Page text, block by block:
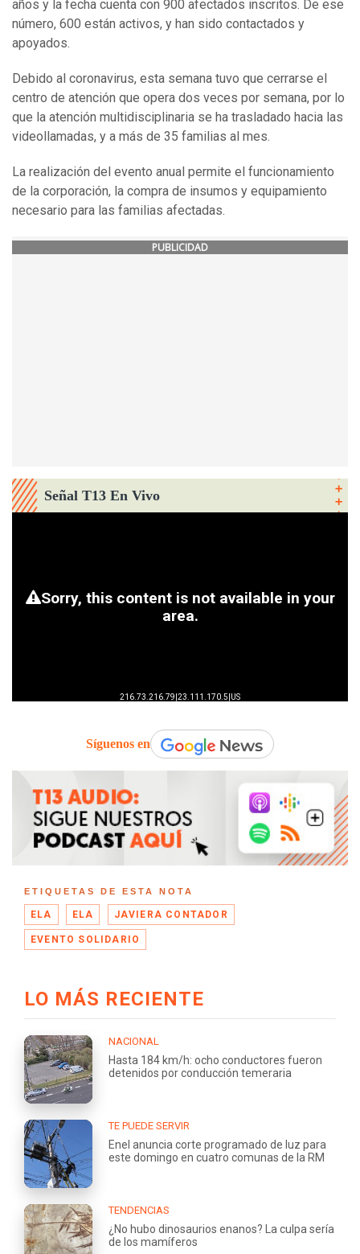
años y la fecha cuenta con 900 afectados inscritos. De ese
número, 600 están activos, y han sido contactados y
apoyados.
Debido al coronavirus, esta semana tuvo que cerrarse el
centro de atención que opera dos veces por semana, por lo
que la atención multidisciplinaria se ha trasladado hacia las
videollamadas, y a más de 35 familias al mes.
La realización del evento anual permite el funcionamiento
de la corporación, la compra de insumos y equipamiento
necesario para las familias afectadas.
PUBLICIDAD
Señal T13 En Vivo
Síguenos en
ETIQUETAS DE ESTA NOTA
ELA ELA JAVIERA CONTADOR
EVENTO SOLIDARIO
LO MÁS RECIENTE
NACIONAL
Hasta 184 km/h: ocho conductores fueron
detenidos por conducción temeraria
TE PUEDE SERVIR
Enel anuncia corte programado de luz para
este domingo en cuatro comunas de la RM
TENDENCIAS
¿No hubo dinosaurios enanos? La culpa sería
de los mamíferos